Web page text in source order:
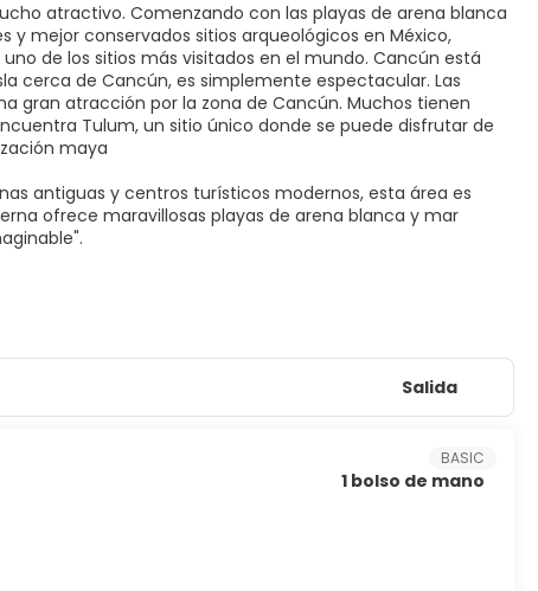
atractivo. Comenzando con las playas de arena blanca
y mejor conservados sitios arqueológicos en México,
de los sitios más visitados en el mundo. Cancún está
cerca de Cancún, es simplemente espectacular. Las
gran atracción por la zona de Cancún. Muchos tienen
Tulum, un sitio único donde se puede disfrutar de
maya
antiguas y centros turísticos modernos, esta área es
ofrece maravillosas playas de arena blanca y mar
Salida
BASIC
1 bolso de mano